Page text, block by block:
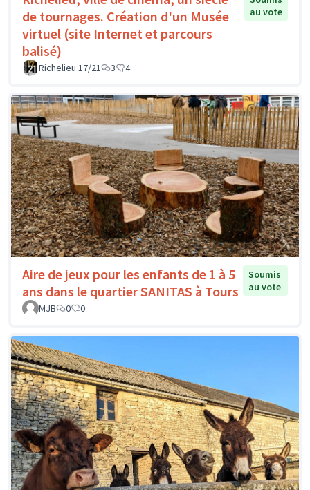
de tournages. Création d'un Musée
virtuel (site Internet et parcours
balisé)
au vote
Richelieu 17/21 3 4
Aire de jeux pour les enfants de 1 à 5
ans dans le quartier SANITAS à Tours
Soumis
au vote
MJB
0 0